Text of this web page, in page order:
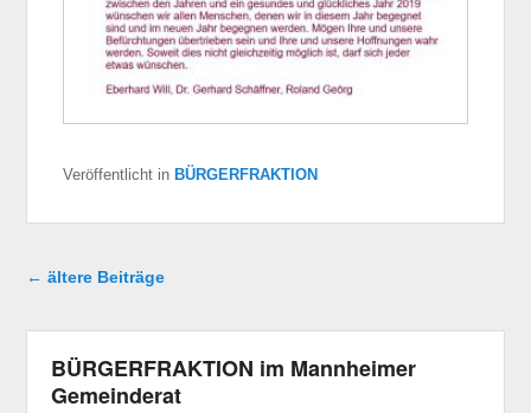
Veröffentlicht in BÜRGERFRAKTION
Beitragsnavigation
← ältere Beiträge
BÜRGERFRAKTION im Mannheimer
Gemeinderat